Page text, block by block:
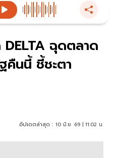
ฉุดตลาด
คืนนี้ ชี้ชะตา
อัปเดตล่าสุด : 10 มิ.ย. 69 | 11:02 น.